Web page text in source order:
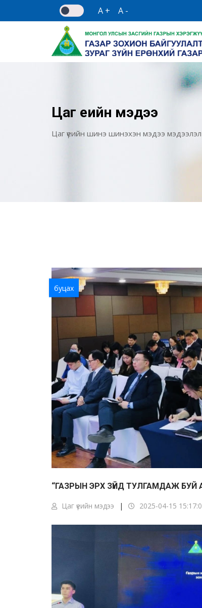
A + A -
Цаг үеийн мэдээ
Цаг үеийн шинэ шинэхэн мэдээ мэдээлэл
буцах
“ГАЗРЫН ЭРХ ЗҮЙД ТУЛГАМДАЖ БУЙ
Цаг үеийн мэдээ 2025-04-15